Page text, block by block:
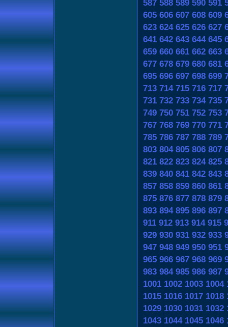
587 588 589 590 591
605 606 607 608 609
623 624 625 626 627
641 642 643 644 645
659 660 661 662 663
677 678 679 680 681
695 696 697 698 699
713 714 715 716 717
731 732 733 734 735
749 750 751 752 753
767 768 769 770 771
785 786 787 788 789
803 804 805 806 807
821 822 823 824 825
839 840 841 842 843
857 858 859 860 861
875 876 877 878 879
893 894 895 896 897
911 912 913 914 915
929 930 931 932 933
947 948 949 950 951
965 966 967 968 969
983 984 985 986 987
1001 1002 1003 1004
1015 1016 1017 1018
1029 1030 1031 1032
1043 1044 1045 1046